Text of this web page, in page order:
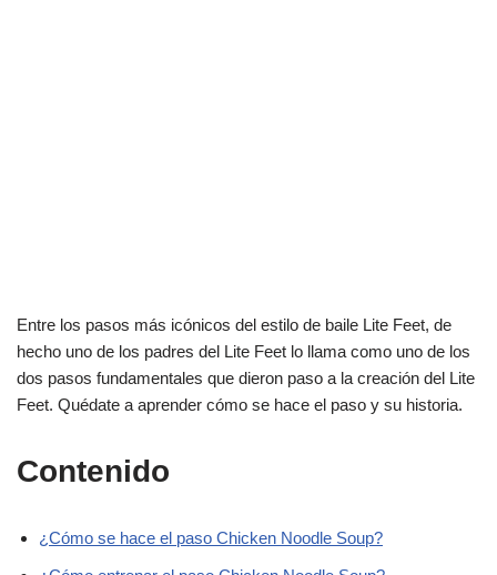
Entre los pasos más icónicos del estilo de baile Lite Feet, de
hecho uno de los padres del Lite Feet lo llama como uno de los
dos pasos fundamentales que dieron paso a la creación del Lite
Feet. Quédate a aprender cómo se hace el paso y su historia.
Contenido
¿Cómo se hace el paso Chicken Noodle Soup?